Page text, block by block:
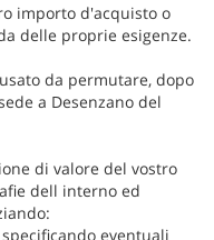
importo d'acquisto o
delle proprie esigenze.
da permutare, dopo
a Desenzano del
di valore del vostro
dell interno ed
eventuali